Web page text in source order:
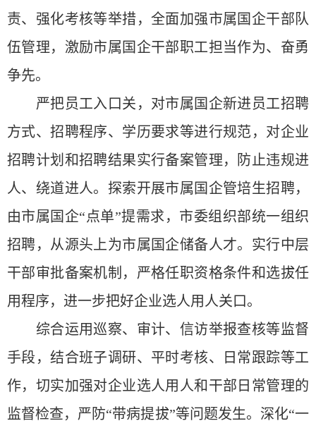
责、强化考核等举措，全面加强市属国企干部队
伍管理，激励市属国企干部职工担当作为、奋勇
争先。
严把员工入口关，对市属国企新进员工招聘
方式、招聘程序、学历要求等进行规范，对企业
招聘计划和招聘结果实行备案管理，防止违规进
人、绕道进人。探索开展市属国企管培生招聘，
由市属国企“点单”提需求，市委组织部统一组织
招聘，从源头上为市属国企储备人才。实行中层
干部审批备案机制，严格任职资格条件和选拔任
用程序，进一步把好企业选人用人关口。
综合运用巡察、审计、信访举报查核等监督
手段，结合班子调研、平时考核、日常跟踪等工
作，切实加强对企业选人用人和干部日常管理的
监督检查，严防“带病提拔”等问题发生。深化“一